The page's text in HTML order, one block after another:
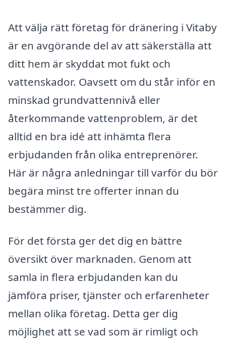
Att välja rätt företag för dränering i Vitaby
är en avgörande del av att säkerställa att
ditt hem är skyddat mot fukt och
vattenskador. Oavsett om du står inför en
minskad grundvattennivå eller
återkommande vattenproblem, är det
alltid en bra idé att inhämta flera
erbjudanden från olika entreprenörer.
Här är några anledningar till varför du bör
begära minst tre offerter innan du
bestämmer dig.
För det första ger det dig en bättre
översikt över marknaden. Genom att
samla in flera erbjudanden kan du
jämföra priser, tjänster och erfarenheter
mellan olika företag. Detta ger dig
möjlighet att se vad som är rimligt och